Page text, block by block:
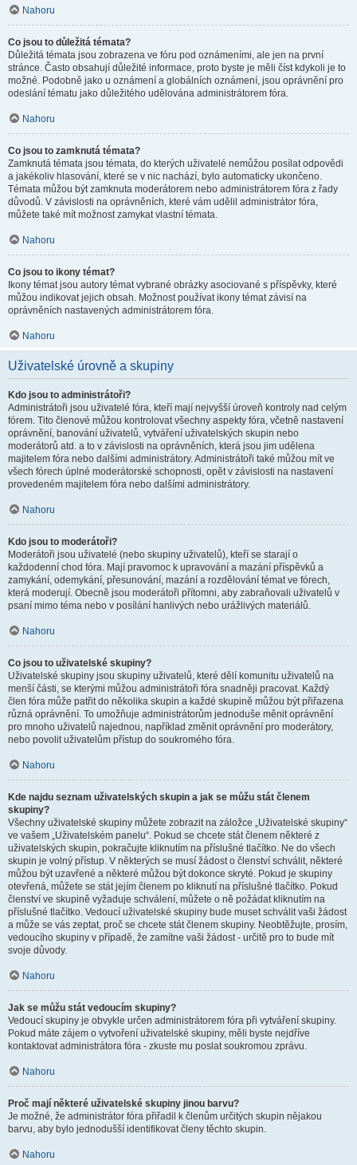
Nahoru
Co jsou to důležitá témata?
Důležitá témata jsou zobrazena ve fóru pod oznámeními, ale jen na první
stránce. Často obsahují důležité informace, proto byste je měli číst kdykoli je to
možné. Podobně jako u oznámení a globálních oznámení, jsou oprávnění pro
odeslání tématu jako důležitého udělována administrátorem fóra.
Nahoru
Co jsou to zamknutá témata?
Zamknutá témata jsou témata, do kterých uživatelé nemůžou posílat odpovědi
a jakékoliv hlasování, které se v nic nachází, bylo automaticky ukončeno.
Témata můžou být zamknuta moderátorem nebo administrátorem fóra z řady
důvodů. V závislosti na oprávněních, které vám udělil administrátor fóra,
můžete také mít možnost zamykat vlastní témata.
Nahoru
Co jsou to ikony témat?
Ikony témat jsou autory témat vybrané obrázky asociované s příspěvky, které
můžou indikovat jejich obsah. Možnost používat ikony témat závisí na
oprávněních nastavených administrátorem fóra.
Nahoru
Uživatelské úrovně a skupiny
Kdo jsou to administrátoři?
Administrátoři jsou uživatelé fóra, kteří mají nejvyšší úroveň kontroly nad celým
fórem. Tito členové můžou kontrolovat všechny aspekty fóra, včetně nastavení
oprávnění, banování uživatelů, vytváření uživatelských skupin nebo
moderátorů atd. a to v závislosti na oprávněních, která jsou jim udělena
majitelem fóra nebo dalšími administrátory. Administrátoři také můžou mít ve
všech fórech úplné moderátorské schopnosti, opět v závislosti na nastavení
provedeném majitelem fóra nebo dalšími administrátory.
Nahoru
Kdo jsou to moderátoři?
Moderátoři jsou uživatelé (nebo skupiny uživatelů), kteří se starají o
každodenní chod fóra. Mají pravomoc k upravování a mazání příspěvků a
zamykání, odemykání, přesunování, mazání a rozdělování témat ve fórech,
která moderují. Obecně jsou moderátoři přítomni, aby zabraňovali uživatelů v
psaní mimo téma nebo v posílání hanlivých nebo urážlivých materiálů.
Nahoru
Co jsou to uživatelské skupiny?
Uživatelské skupiny jsou skupiny uživatelů, které dělí komunitu uživatelů na
menší části, se kterými můžou administrátoři fóra snadněji pracovat. Každý
člen fóra může patřit do několika skupin a každé skupině můžou být přiřazena
různá oprávnění. To umožňuje administrátorům jednoduše měnit oprávnění
pro mnoho uživatelů najednou, například změnit oprávnění pro moderátory,
nebo povolit uživatelům přístup do soukromého fóra.
Nahoru
Kde najdu seznam uživatelských skupin a jak se můžu stát členem
skupiny?
Všechny uživatelské skupiny můžete zobrazit na záložce „Uživatelské skupiny“
ve vašem „Uživatelském panelu“. Pokud se chcete stát členem některé z
uživatelských skupin, pokračujte kliknutím na příslušné tlačítko. Ne do všech
skupin je volný přístup. V některých se musí žádost o členství schválit, některé
můžou být uzavřené a některé můžou být dokonce skryté. Pokud je skupiny
otevřená, můžete se stát jejím členem po kliknutí na příslušné tlačítko. Pokud
členství ve skupině vyžaduje schválení, můžete o ně požádat kliknutím na
příslušné tlačítko. Vedoucí uživatelské skupiny bude muset schválit vaši žádost
a může se vás zeptat, proč se chcete stát členem skupiny. Neobtěžujte, prosím,
vedoucího skupiny v případě, že zamítne vaši žádost - určitě pro to bude mít
svoje důvody.
Nahoru
Jak se můžu stát vedoucím skupiny?
Vedoucí skupiny je obvykle určen administrátorem fóra při vytváření skupiny.
Pokud máte zájem o vytvoření uživatelské skupiny, měli byste nejdříve
kontaktovat administrátora fóra - zkuste mu poslat soukromou zprávu.
Nahoru
Proč mají některé uživatelské skupiny jinou barvu?
Je možné, že administrátor fóra přiřadil k členům určitých skupin nějakou
barvu, aby bylo jednodušší identifikovat členy těchto skupin.
Nahoru